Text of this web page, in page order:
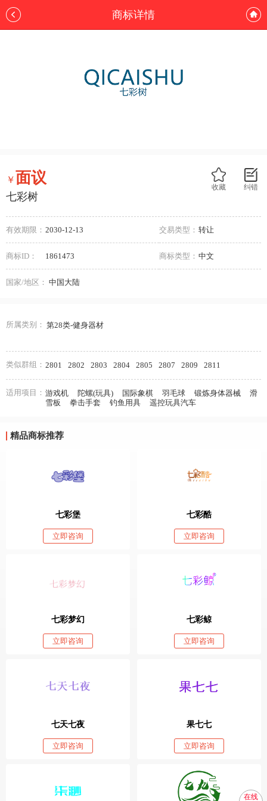
商标详情
纠错
收藏
￥面议
七彩树
有效期限： 2030-12-13 交易类型： 转让
商标ID： 1861473 商标类型： 中文
国家/地区： 中国大陆
所属类别： 第28类-健身器材
类似群组： 2801 2802 2803 2804 2805 2807 2809 2811
适用项目： 游戏机 陀螺(玩具) 国际象棋 羽毛球 锻炼身体器械
滑
雪板
拳击手套 钓鱼用具 遥控玩具汽车
精品商标推荐
七彩堡
立即咨询
七彩酷
立即咨询
七彩梦幻
立即咨询
七彩鲸
立即咨询
七天七夜
立即咨询
果七七
立即咨询
在线